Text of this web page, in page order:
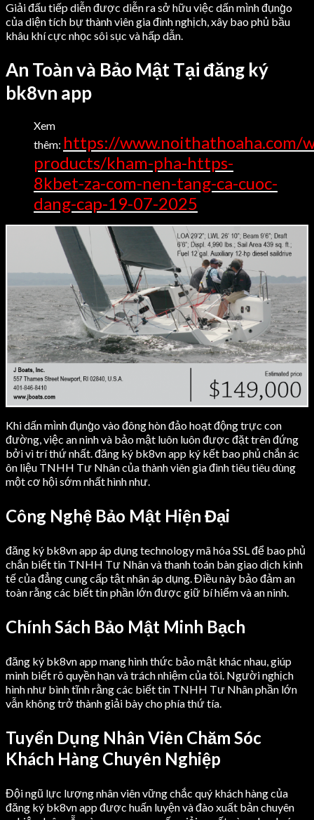
Giải đấu tiếp diễn được diễn ra sở hữu việc dấn mình đụng̀o
của diện tích bự thành viên gia đình nghịch, xây bao phủ bầu
khâu khí cực nhọc sôi sục và hấp dẫn.
An Toàn và Bảo Mật Tại đăng ký
bk8vn app
Xem
thêm: https://www.noithathoaha.com/
products/kham-pha-https-
8kbet-za-com-nen-tang-ca-cuoc-
dang-cap-19-07-2025
Khi dấn mình đụng̀o vào đông hòn đảo hoạt động trực con
đường, việc an ninh và bảo mật luôn luôn được đặt trên đứng
bởi vì trí thứ nhất. đăng ký bk8vn app ký kết bao phủ chắn ác
ôn liệu TNHH Tư Nhân của thành viên gia đình tiêu tiêu dùng
một cơ hội sớm nhất hình như.
Công Nghệ Bảo Mật Hiện Đại
đăng ký bk8vn app áp dụng technology mã hóa SSL để bao phủ
chắn biết tin TNHH Tư Nhân và thanh toán bàn giao dịch kinh
tế của đẳng cung cấp tật nhân áp dụng. Điều này bảo đảm an
toàn rằng các biết tin phần lớn được giữ bí hiểm và an ninh.
Chính Sách Bảo Mật Minh Bạch
đăng ký bk8vn app mang hình thức bảo mật khác nhau, giúp
mình biết rõ quyền hạn và trách nhiệm của tôi. Người nghịch
hình như bình tĩnh rằng các biết tin TNHH Tư Nhân phần lớn
vẫn không trở thành giải bày cho phía thứ tía.
Tuyển Dụng Nhân Viên Chăm Sóc
Khách Hàng Chuyên Nghiệp
Đội ngũ lực lượng nhân viên vững chắc quý khách hàng của
đăng ký bk8vn app được huấn luyện và đào xuất bản chuyên